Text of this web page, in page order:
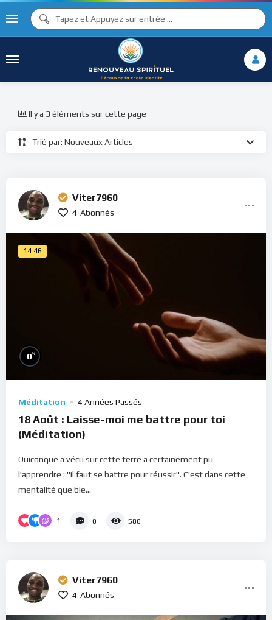
Trié par: Nouveaux Articles
Il y a 3 éléments sur cette page
Viter7960
4 Abonnés
14:46
0%
Méditation 4 Années Passés
18 Août : Laisse-moi me battre pour toi
(Méditation)
Quiconque a vécu sur cette terre a certainement pu
l'apprendre : "il faut se battre pour réussir". C'est dans cette
mentalité que bie...
1 0 580
Viter7960
4 Abonnés